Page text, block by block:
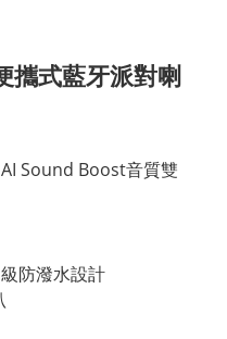
攜式藍牙派對喇
Sound Boost音質雙
防潑水設計